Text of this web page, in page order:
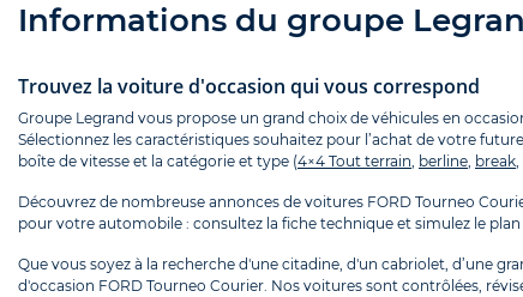
Informations du groupe
Trouvez la voiture d'occasion qui vous correspond
Groupe Legrand vous propose un grand choix de véhicules en
Sélectionnez les caractéristiques souhaitez pour l’achat de votre
boîte de vitesse et la catégorie et type (4×4 Tout terrain, berline, break,
Découvrez de nombreuse annonces de voitures FORD Tourneo
pour votre automobile : consultez la fiche technique et simulez le
Que vous soyez à la recherche d'une citadine, d'un cabriolet, d’une
d'occasion FORD Tourneo Courier. Nos voitures sont contrôlées,